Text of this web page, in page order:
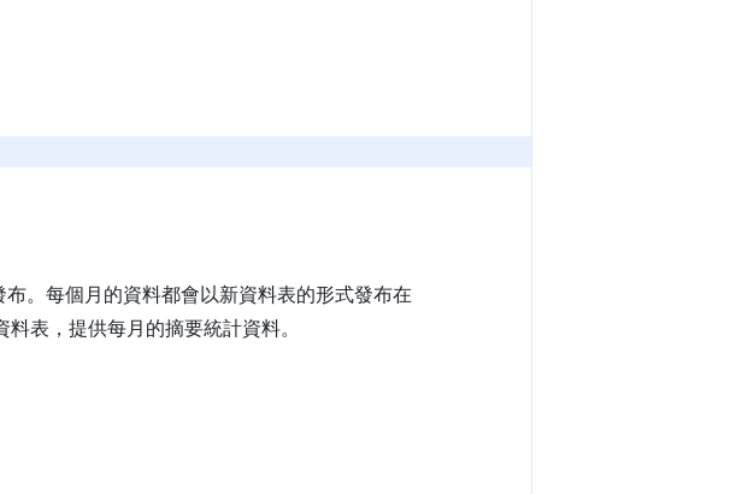
。每個月的資料都會以新資料表的形式發布在
表，提供每月的摘要統計資料。